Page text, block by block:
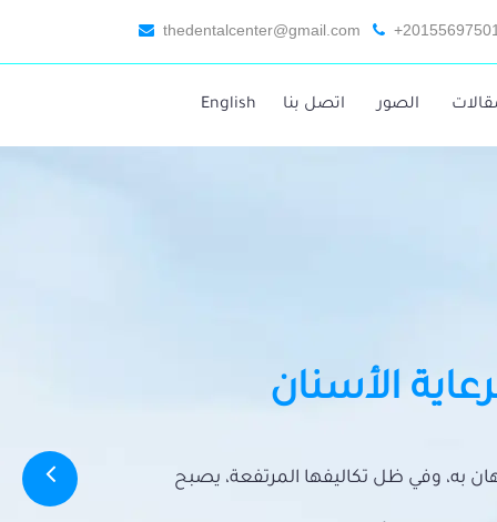
thedentalcenter@gmail.com
الصور اتصل بنا English
الأسنان
به، وفي ظل تكاليفها المرتفعة، يصبح